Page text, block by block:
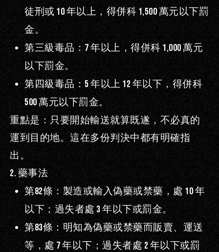
徒刑或 10年以上，得併科1,500萬元以下罰
金。
第三級毒品 ： 7年以上，得併科1,000萬元
以下罰金。
第四級毒品：5年以上12年以下，得併科
500萬元以下罰金。
重點是：只要開始輸送就算既遂，不必真的
運到目的地。這在多份判決中都有明確指
出。
2.藥事法
第82條：製造或輸入偽藥或禁藥，處 10年
以下；過失者處 3年以下或罰金。
第83條：明知為偽藥或禁藥而販賣、運送
等，處7年以下；過失者處2年以下或罰